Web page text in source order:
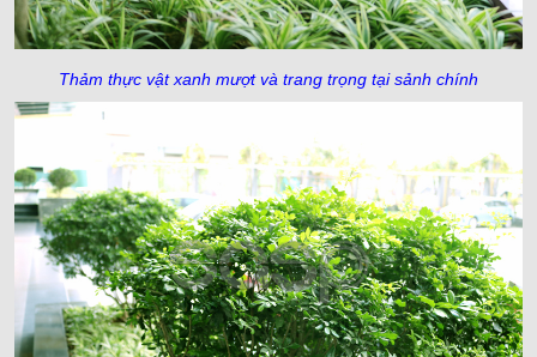
Thảm thực vật xanh mượt và trang trọng tại sảnh chính